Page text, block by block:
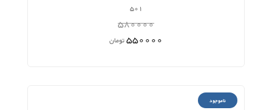
501
580000
550000تومان
ناموجود